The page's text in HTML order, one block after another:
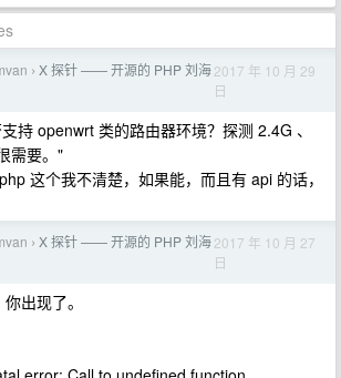
› X 探针 —— 开源的 PHP 刘海2017 年 10 月 29
日
持 openwrt 类的路由器环境？探测 2.4G 、
需要。"
这个我不清楚，如果能，而且有 api 的话，
› X 探针 —— 开源的 PHP 刘海2017 年 10 月 27
日
出现了。